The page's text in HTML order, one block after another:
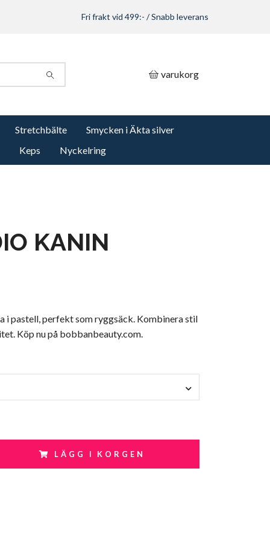
Fri frakt vid 499:- / Snabb leverans
varukorg
Stretchbälte
Smycken i Äkta silver
Keps
Nyckelring
KANIN
i pastell, perfekt som ryggsäck. Kombinera stil
Köp nu på bobbanbeauty.com.
LÄGG I KORGEN